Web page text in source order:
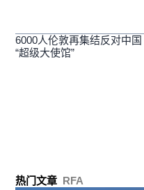
6000人伦敦再集结反对中国
“超级大使馆”
热门文章 RFA